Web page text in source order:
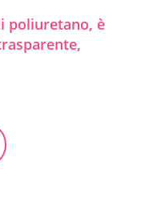
poliuretano, è